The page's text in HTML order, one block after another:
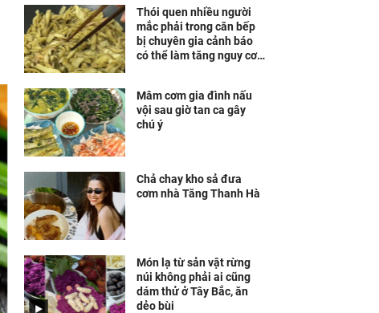
Thói quen nhiều người
mắc phải trong căn bếp
bị chuyên gia cảnh báo
có thể làm tăng nguy cơ
Mâm cơm gia đình nấu
vội sau giờ tan ca gây
chú ý
Chả chay kho sả đưa
cơm nhà Tăng Thanh Hà
Món lạ từ sản vật rừng
núi không phải ai cũng
dám thử ở Tây Bắc, ăn
dẻo bùi